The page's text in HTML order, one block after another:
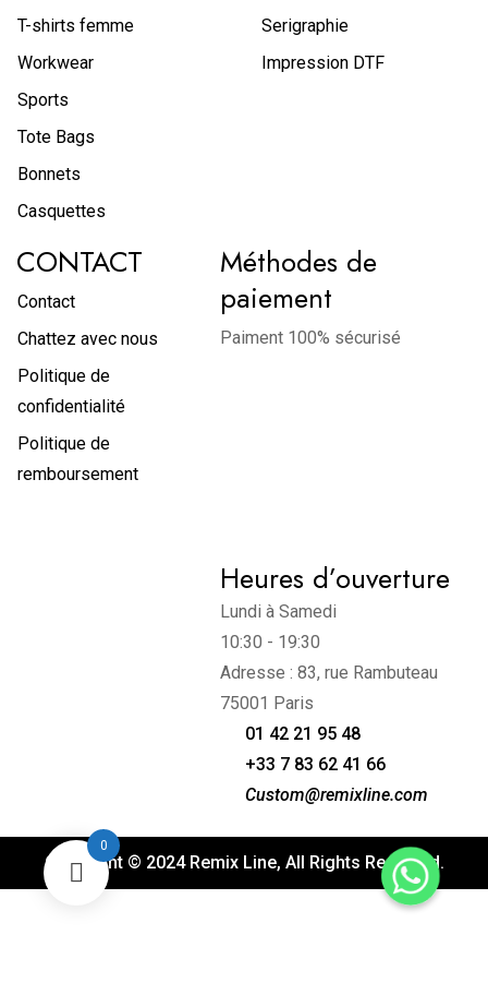
T-shirts femme
Workwear
Sports
Tote Bags
Bonnets
Casquettes
Serigraphie
Impression DTF
CONTACT
Contact
Chattez avec nous
Politique de
confidentialité
Politique de
remboursement
Méthodes de
paiement
Paiment 100% sécurisé
Heures d’ouverture
Lundi à Samedi
10:30 - 19:30
Adresse : 83, rue Rambuteau
75001 Paris
01 42 21 95 48
+33 7 83 62 41 66
Custom@remixline.com
Copyright © 2024 Remix Line, All Rights Reserved.
0